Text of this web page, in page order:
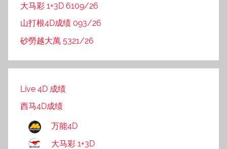
大马彩 1+3D 6109/26
山打根4D成绩 093/26
砂勞越大萬 5321/26
Live 4D 成绩
西马4D成绩
万能4D
大马彩 1+3D